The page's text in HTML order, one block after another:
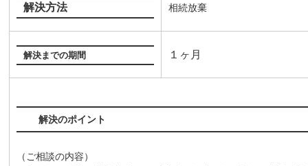
解決方法 相続放棄
解決までの期間 １ヶ月
解決のポイント
（ご相談の内容）